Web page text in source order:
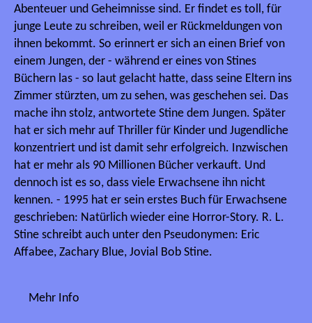
Abenteuer und Geheimnisse sind. Er findet es toll, für
junge Leute zu schreiben, weil er Rückmeldungen von
ihnen bekommt. So erinnert er sich an einen Brief von
einem Jungen, der - während er eines von Stines
Büchern las - so laut gelacht hatte, dass seine Eltern ins
Zimmer stürzten, um zu sehen, was geschehen sei. Das
mache ihn stolz, antwortete Stine dem Jungen. Später
hat er sich mehr auf Thriller für Kinder und Jugendliche
konzentriert und ist damit sehr erfolgreich. Inzwischen
hat er mehr als 90 Millionen Bücher verkauft. Und
dennoch ist es so, dass viele Erwachsene ihn nicht
kennen. - 1995 hat er sein erstes Buch für Erwachsene
geschrieben: Natürlich wieder eine Horror-Story. R. L.
Stine schreibt auch unter den Pseudonymen: Eric
Affabee, Zachary Blue, Jovial Bob Stine.
Mehr Info